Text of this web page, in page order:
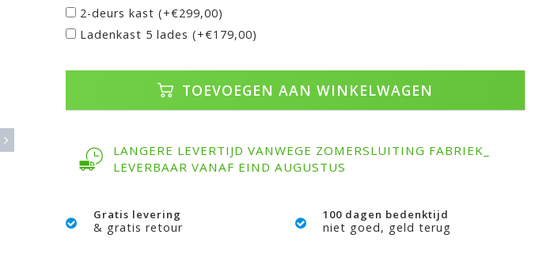
2-deurs kast (+€299,00)
Ladenkast 5 lades (+€179,00)
TOEVOEGEN AAN WINKELWAGEN
LANGERE LEVERTIJD VANWEGE ZOMERSLUITING FABRIEK_
LEVERBAAR VANAF EIND AUGUSTUS
Gratis levering
& gratis retour
100 dagen bedenktijd
niet goed, geld terug